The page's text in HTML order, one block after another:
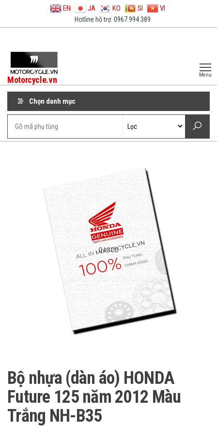
EN JA KO SI VI
Hotline hỗ trợ: 0967.994.389
Motorcycle.vn Menu
Chọn danh mục
QASCO
Bộ nhựa (dàn áo) HONDA
Future 125 năm 2012 Màu
Trắng NH-B35